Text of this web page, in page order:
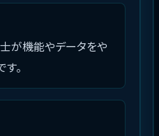
士が機能やデータをや
。